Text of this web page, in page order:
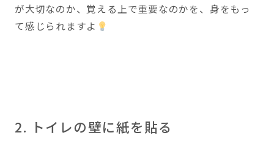
が大切なのか、覚える上で重要なのかを、身をもっ
て感じられますよ
2. トイレの壁に紙を貼る